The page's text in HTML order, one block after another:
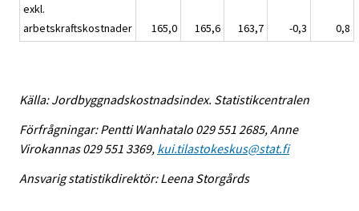
exkl.
arbetskraftskostnader
165,0 165,6 163,7 -0,3 0,8
Källa: Jordbyggnadskostnadsindex. Statistikcentralen
Förfrågningar: Pentti Wanhatalo 029 551 2685, Anne
Virokannas 029 551 3369, kui.tilastokeskus@stat.fi
Ansvarig statistikdirektör: Leena Storgårds